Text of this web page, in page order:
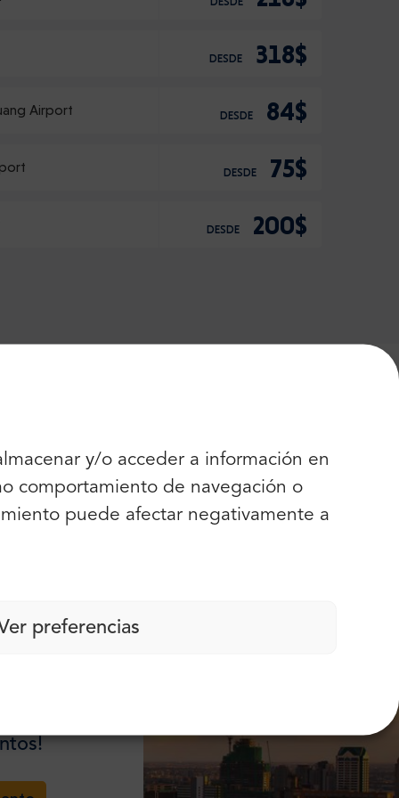
y/o acceder a información en
comportamiento de navegación o
puede afectar negativamente a
preferencias
DESDE 318$
Airport DESDE 84$
DESDE 75$
DESDE 200$
Más opiniones